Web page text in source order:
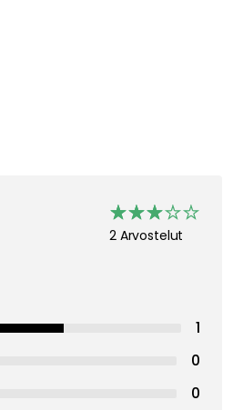
2 Arvostelut
1
0
0